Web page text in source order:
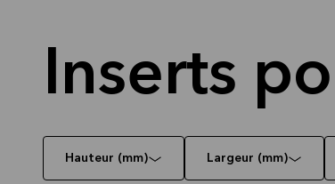
Inserts
Hauteur (mm) Largeur (mm)